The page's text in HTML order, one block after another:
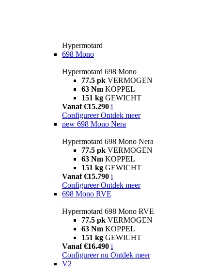
Hypermotard
698 Mono
Hypermotard 698 Mono
77.5 pk VERMOGEN
63 Nm KOPPEL
151 kg GEWICHT
Vanaf €15.290 i
Configureer Ontdek meer
new 698 Mono Nera
Hypermotard 698 Mono Nera
77.5 pk VERMOGEN
63 Nm KOPPEL
151 kg GEWICHT
Vanaf €15.790 i
Configureer Ontdek meer
698 Mono RVE
Hypermotard 698 Mono RVE
77.5 pk VERMOGEN
63 Nm KOPPEL
151 kg GEWICHT
Vanaf €16.490 i
Configureer nu Ontdek meer
V2